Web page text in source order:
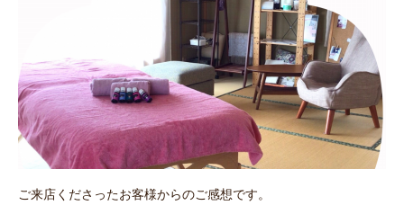
ご来店くださったお客様からのご感想です。